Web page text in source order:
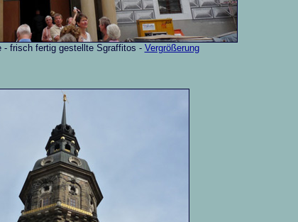
- frisch fertig gestellte Sgraffitos - Vergrößerung